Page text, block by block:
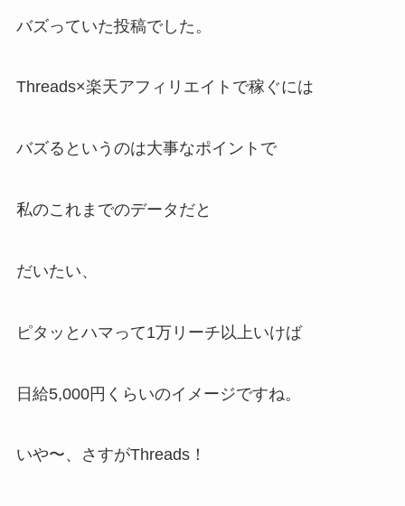
バズっていた投稿でした。
Threads×楽天アフィリエイトで稼ぐには
バズるというのは大事なポイントで
私のこれまでのデータだと
だいたい、
ピタッとハマって1万リーチ以上いけば
日給5,000円くらいのイメージですね。
いや〜、さすがThreads！